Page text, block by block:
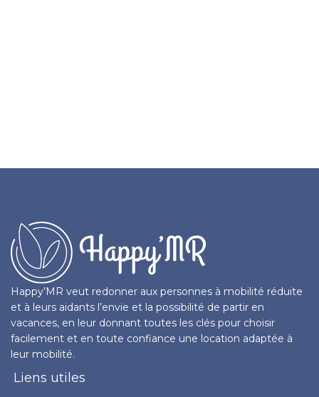
Happy’MR veut redonner aux personnes à mobilité réduite
et à leurs aidants l’envie et la possibilité de partir en
vacances, en leur donnant toutes les clés pour choisir
facilement et en toute confiance une location adaptée à
leur mobilité.
Liens utiles